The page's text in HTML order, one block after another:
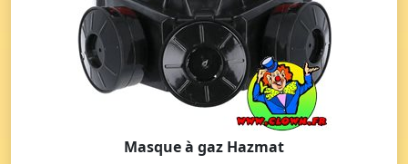
Masque à gaz Hazmat